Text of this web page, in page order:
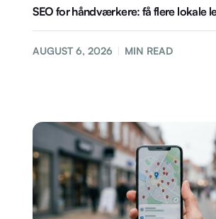
SEO for håndværkere: få flere lokale
AUGUST 6, 2026 MIN READ